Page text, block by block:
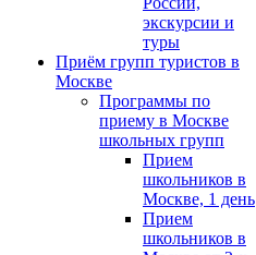
экскурсии и
туры
Приём групп туристов в
Москве
Программы по
приему в Москве
школьных групп
Прием
школьников в
Москве, 1 день
Прием
школьников в